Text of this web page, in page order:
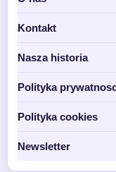
Kontakt
Nasza historia
Polityka
Polityka cookies
Newsletter